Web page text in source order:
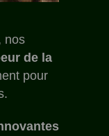
nos
de la
pour